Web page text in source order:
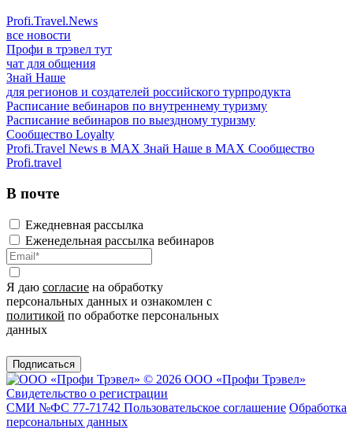
Profi.Travel.News
все новости
Профи в трэвел тут
чат для общения
Знай Наше
для регионов и создателей российского турпродукта
Расписание вебинаров по внутреннему туризму
Расписание вебинаров по выездному туризму
Сообщество Loyalty
Profi.Travel News в MAX Знай Наше в MAX Сообщество
Profi.travel
В почте
Ежедневная рассылка
Еженедельная рассылка вебинаров
Я даю согласие на обработку
персональных данных и ознакомлен с
политикой по обработке персональных
данных
Подписаться
© 2026 ООО «Профи Трэвeл»
Свидетельство о регистрации
СМИ №ФС 77-71742 Пользовательское соглашение Обработка
персональных данных